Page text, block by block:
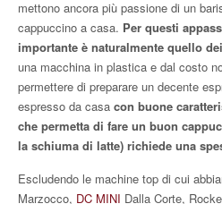
mettono ancora più passione di un
cappuccino a casa. Per questi
importante è naturalmente quello
una macchina in plastica e dal costo
permettere di preparare un decente
espresso da casa con buone
che permetta di fare un buon
la schiuma di latte) richiede una
Escludendo le machine top di cui
Marzocco, DC MINI Dalla Corte,